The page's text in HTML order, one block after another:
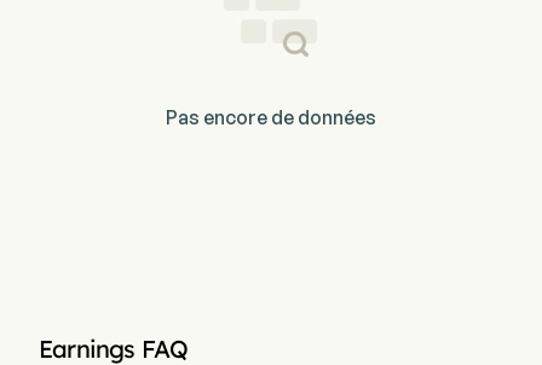
Pas encore de données
Earnings FAQ